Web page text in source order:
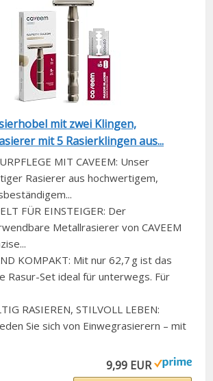
mit zwei Klingen,
mit 5 Rasierklingen aus...
MIT CAVEEM: Unser
Rasierer aus hochwertigem,
FÜR EINSTEIGER: Der
Metallrasierer von CAVEEM
KOMPAKT: Mit nur 62,7 g ist das
Rasur-Set ideal für unterwegs. Für
RASIEREN, STILVOLL LEBEN:
Sie sich von Einwegrasierern – mit
9,99 EUR